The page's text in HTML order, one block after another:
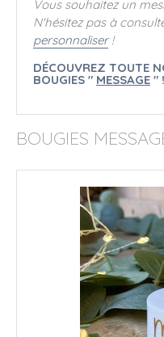
Vous souhaitez un
N'hésitez pas à
personnaliser!
DÉCOUVREZ TOUTE
BOUGIES " MESSAGE " !
BOUGIES